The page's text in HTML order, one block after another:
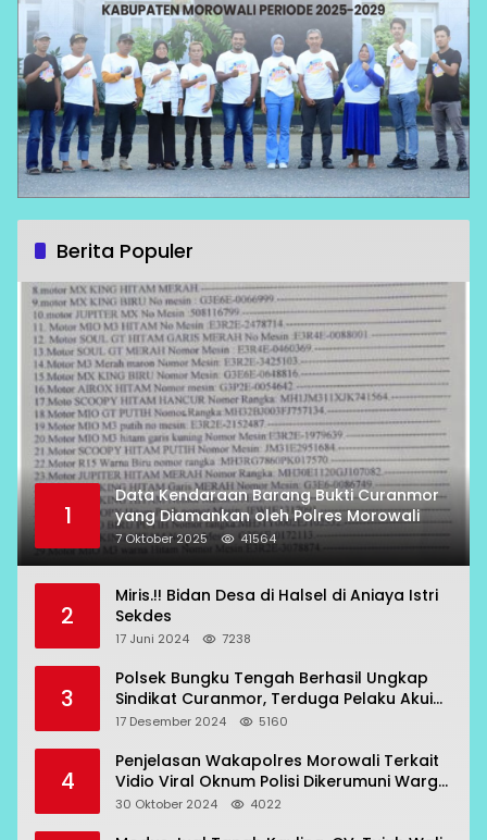
Berita Populer
1
Data Kendaraan Barang Bukti Curanmor
yang Diamankan oleh Polres Morowali
7 Oktober 2025 41564
2
Miris.!! Bidan Desa di Halsel di Aniaya Istri
Sekdes
17 Juni 2024 7238
3
Polsek Bungku Tengah Berhasil Ungkap
Sindikat Curanmor, Terduga Pelaku Akui
Beraksi di 7 Lokasi
17 Desember 2024 5160
4
Penjelasan Wakapolres Morowali Terkait
Vidio Viral Oknum Polisi Dikerumuni Warga
Bahodopi
30 Oktober 2024 4022